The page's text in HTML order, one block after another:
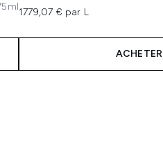
1779,07 € par L
ACHETER